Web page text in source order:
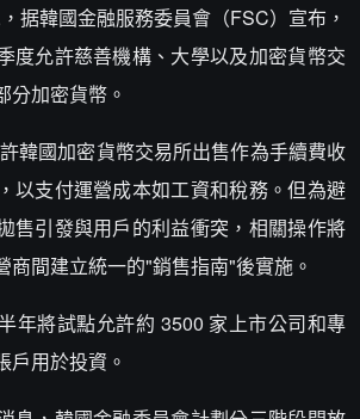
据韓國金融服務委員會（FSC）宣布，
度允許慈善機構、大學以及加密貨幣交
分加密貨幣。
韓國加密貨幣交易所出售作為手續費收
以支付運營成本如工資和稅務。但為避
售引發與用戶的利益衝突，相關操作將
商間建立統一的"銷售指南"後實施。
年將試點允許約 3500 家上市公司和專
戶用於投資。